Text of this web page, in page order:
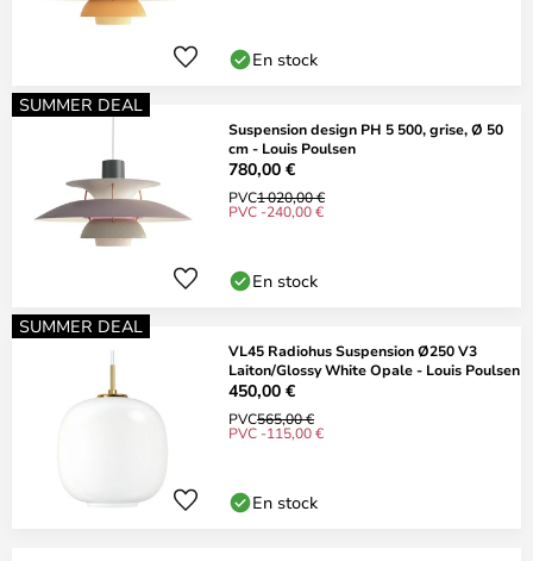
En stock
SUMMER DEAL
Suspension design PH 5 500, grise, Ø 50
cm - Louis Poulsen
780,00 €
PVC1 020,00 €
PVC -240,00 €
En stock
SUMMER DEAL
VL45 Radiohus Suspension Ø250 V3
Laiton/Glossy White Opale - Louis Poulsen
450,00 €
PVC565,00 €
PVC -115,00 €
En stock